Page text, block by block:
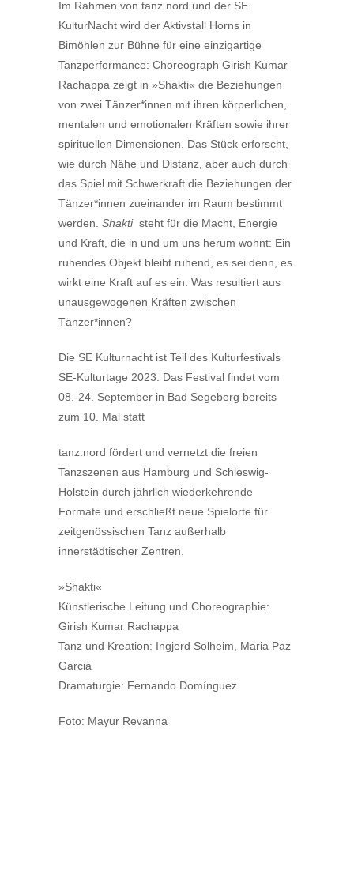
Im Rahmen von tanz.nord und der SE
KulturNacht wird der Aktivstall Horns in
Bimöhlen zur Bühne für eine einzigartige
Tanzperformance: Choreograph Girish Kumar
Rachappa zeigt in »Shakti« die Beziehungen
von zwei Tänzer*innen mit ihren körperlichen,
mentalen und emotionalen Kräften sowie ihrer
spirituellen Dimensionen. Das Stück erforscht,
wie durch Nähe und Distanz, aber auch durch
das Spiel mit Schwerkraft die Beziehungen der
Tänzer*innen zueinander im Raum bestimmt
werden. Shakti steht für die Macht, Energie
und Kraft, die in und um uns herum wohnt: Ein
ruhendes Objekt bleibt ruhend, es sei denn, es
wirkt eine Kraft auf es ein. Was resultiert aus
unausgewogenen Kräften zwischen
Tänzer*innen?
Die SE Kulturnacht ist Teil des Kulturfestivals
SE-Kulturtage 2023. Das Festival findet vom
08.-24. September in Bad Segeberg bereits
zum 10. Mal statt
tanz.nord fördert und vernetzt die freien
Tanzszenen aus Hamburg und Schleswig-
Holstein durch jährlich wiederkehrende
Formate und erschließt neue Spielorte für
zeitgenössischen Tanz außerhalb
innerstädtischer Zentren.
»Shakti«
Künstlerische Leitung und Choreographie:
Girish Kumar Rachappa
Tanz und Kreation: Ingjerd Solheim, Maria Paz
Garcia
Dramaturgie: Fernando Domínguez
Foto: Mayur Revanna